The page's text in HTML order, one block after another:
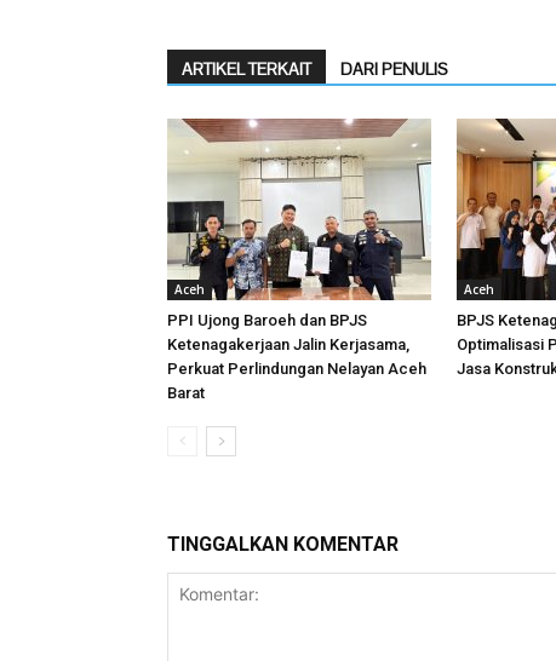
ARTIKEL TERKAIT DARI PENULIS
Aceh
PPI Ujong Baroeh dan BPJS
Ketenagakerjaan Jalin Kerjasama,
Perkuat Perlindungan Nelayan Aceh
Barat
Aceh
BPJS
Optimalisasi
Jasa
TINGGALKAN KOMENTAR